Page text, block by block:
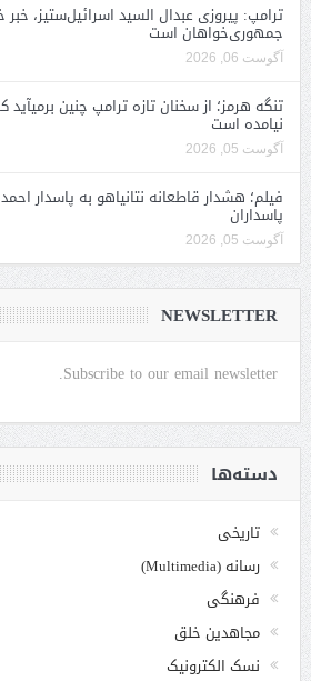
ترامپ: پیروزی عبدال السید اسرائیل‌ستیز،
جمهوری‌خواهان است
آگوست 06, 2026
تنگه هرمز؛ از سخنان تازه ترامپ چنین
نیامده است
آگوست 05, 2026
فیلم؛ هشدار قاطعانه نتانیاهو به پاسدار
پاسداران
آگوست 05, 2026
NEWSLETTER
Subscribe to our email newsletter.
دسته‌ها
تاریخی
رسانه (Multimedia)
فرهنگی
مجاهدین خلق
نسک الکترونیک